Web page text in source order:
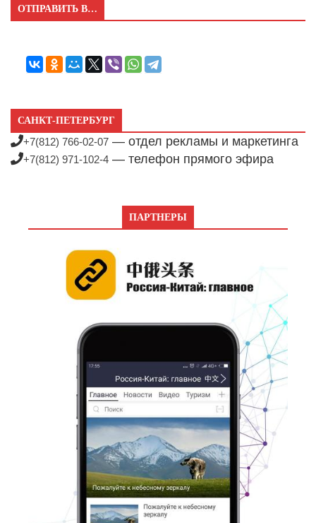
ОТПРАВИТЬ В…
САНКТ-ПЕТЕРБУРГ
+7(812) 766-02-07 — отдел рекламы и маркетинга
+7(812) 971-102-4 — телефон прямого эфира
ПАРТНЕРЫ